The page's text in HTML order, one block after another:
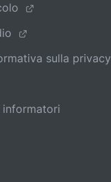
sulla privacy
informatori